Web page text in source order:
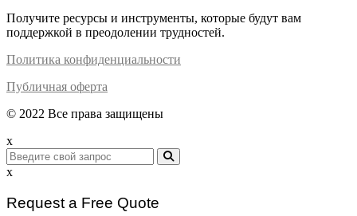
Получите ресурсы и инструменты, которые будут вам
поддержкой в преодолении трудностей.
Политика конфиденциальности
Публичная оферта
© 2022 Все права защищены
x
x
Request a Free Quote